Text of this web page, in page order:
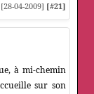
04-2009] [#21]
à mi-chemin
sur son